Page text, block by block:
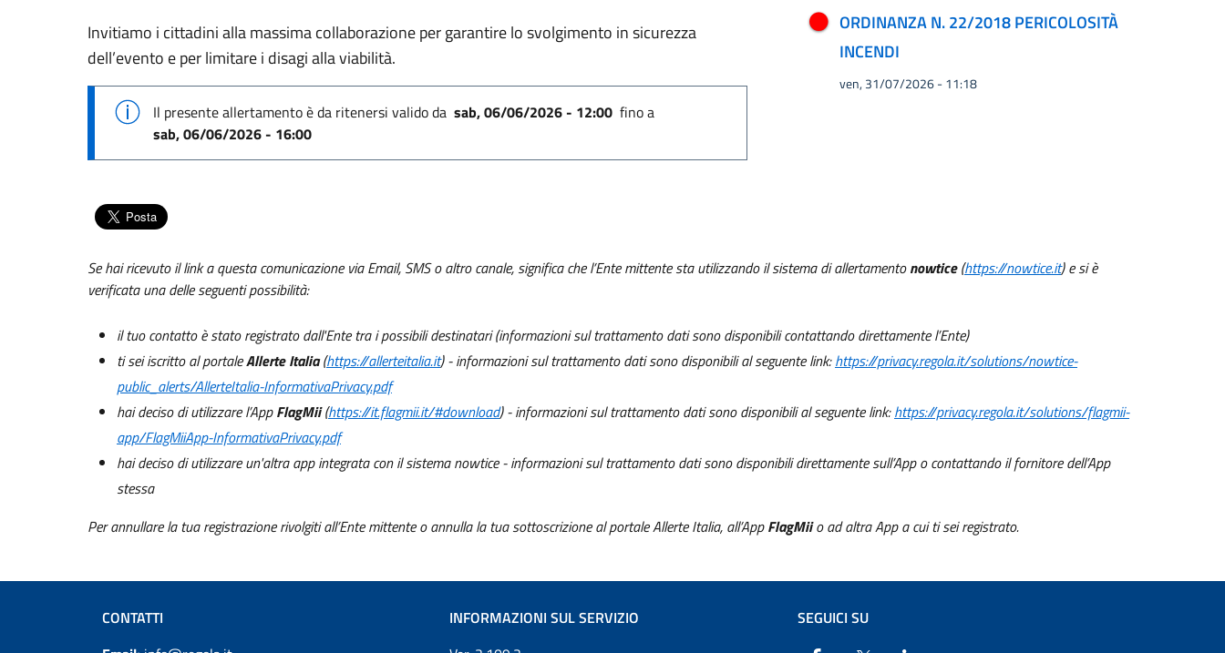
Invitiamo i cittadini alla massima collaborazione per garantire lo svolgimento in sicurezza
dell’evento e per limitare i disagi alla viabilità.
Il presente allertamento è da ritenersi validoda sab, 06/06/2026 - 12:00 fino a
sab, 06/06/2026 - 16:00
ORDINANZA N. 22/2018 PERICOLOSITÀ
INCENDI
ven, 31/07/2026 - 11:18
Se hai ricevuto il link a questa comunicazione via Email, SMS o altro canale, significa che l’Ente mittente sta utilizzando il sistema di allertamentonowtice(https://nowtice.it) e si è
verificata una delle seguenti possibilità:
il tuo contatto è stato registrato dall'Ente tra i possibili destinatari (informazioni sul trattamento dati sono disponibili contattando direttamente l’Ente)
ti sei iscritto al portaleAllerte Italia(https://allerteitalia.it) - informazioni sul trattamento dati sono disponibili al seguente link:https://privacy.regola.it/solutions/nowtice-
public_alerts/AllerteItalia-InformativaPrivacy.pdf
hai deciso di utilizzare l’AppFlagMii(https://it.flagmii.it/#download) - informazioni sul trattamento dati sono disponibili al seguente link:https://privacy.regola.it/solutions/flagmii-
app/FlagMiiApp-InformativaPrivacy.pdf
hai deciso di utilizzare un'altra app integrata con il sistema nowtice - informazioni sul trattamento dati sono disponibili direttamente sull’App o contattando il fornitore dell’App
stessa
Per annullare la tua registrazione rivolgiti all’Ente mittente o annulla la tua sottoscrizione al portale Allerte Italia, all’AppFlagMiio ad altra App a cui ti sei registrato.
CONTATTI
INFORMAZIONI SUL SERVIZIO
SEGUICI SU